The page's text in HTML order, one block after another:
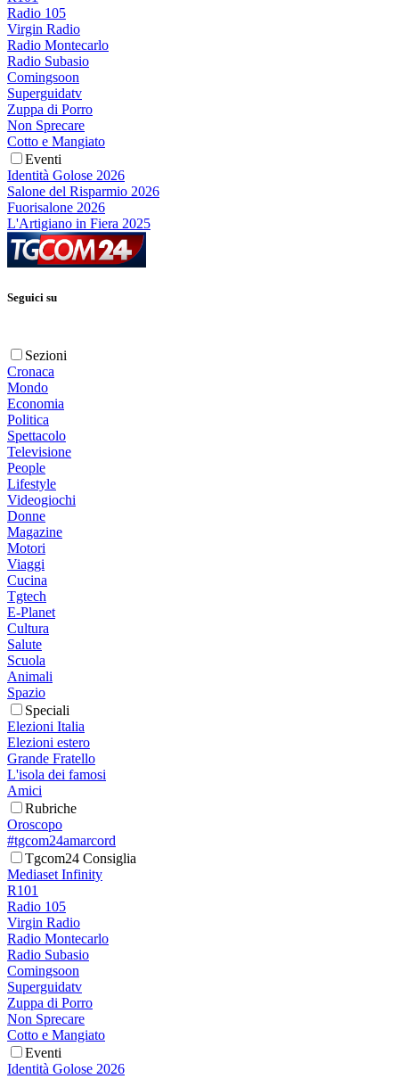
Radio 105
Virgin Radio
Radio Montecarlo
Radio Subasio
Comingsoon
Superguidatv
Zuppa di Porro
Non Sprecare
Cotto e Mangiato
Eventi
Identità Golose 2026
Salone del Risparmio 2026
Fuorisalone 2026
L'Artigiano in Fiera 2025
Seguici su
Sezioni
Cronaca
Mondo
Economia
Politica
Spettacolo
Televisione
People
Lifestyle
Videogiochi
Donne
Magazine
Motori
Viaggi
Cucina
Tgtech
E-Planet
Cultura
Salute
Scuola
Animali
Spazio
Speciali
Elezioni Italia
Elezioni estero
Grande Fratello
L'isola dei famosi
Amici
Rubriche
Oroscopo
#tgcom24amarcord
Tgcom24 Consiglia
Mediaset Infinity
R101
Radio 105
Virgin Radio
Radio Montecarlo
Radio Subasio
Comingsoon
Superguidatv
Zuppa di Porro
Non Sprecare
Cotto e Mangiato
Eventi
Identità Golose 2026